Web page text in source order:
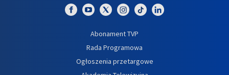
Abonament TVP
Rada Programowa
Ogłoszenia przetargowe